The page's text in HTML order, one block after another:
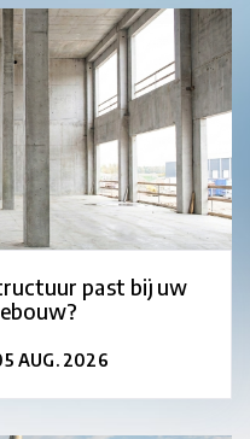
past bij uw
AUG. 2026